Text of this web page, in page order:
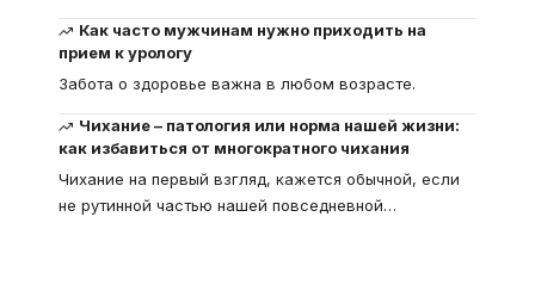
Как часто мужчинам нужно приходить на
прием к урологу
Забота о здоровье важна в любом возрасте.
Чихание – патология или норма нашей жизни:
как избавиться от многократного чихания
Чихание на первый взгляд, кажется обычной, если
не рутинной частью нашей повседневной…